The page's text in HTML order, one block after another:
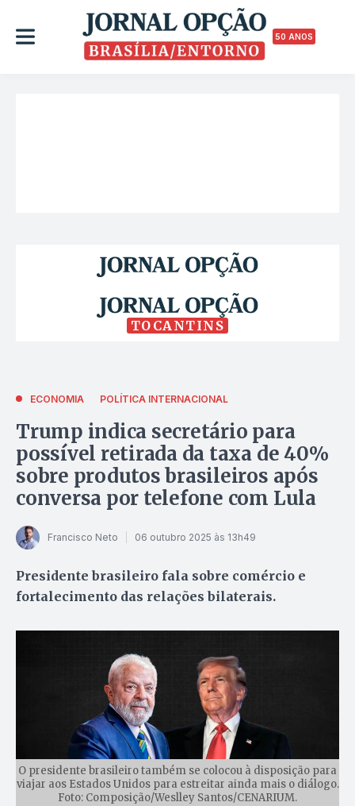
50 ANOS
TOCANTINS
ECONOMIA POLÍTICA INTERNACIONAL
Trump indica secretário para
possível retirada da taxa de 40%
sobre produtos brasileiros após
conversa por telefone com Lula
Francisco Neto 06 outubro 2025 às 13h49
Presidente brasileiro fala sobre comércio e
fortalecimento das relações bilaterais.
O presidente brasileiro também se colocou à disposição para
viajar aos Estados Unidos para estreitar ainda mais o diálogo.
Foto: Composição/Weslley Santos/CENARIUM.